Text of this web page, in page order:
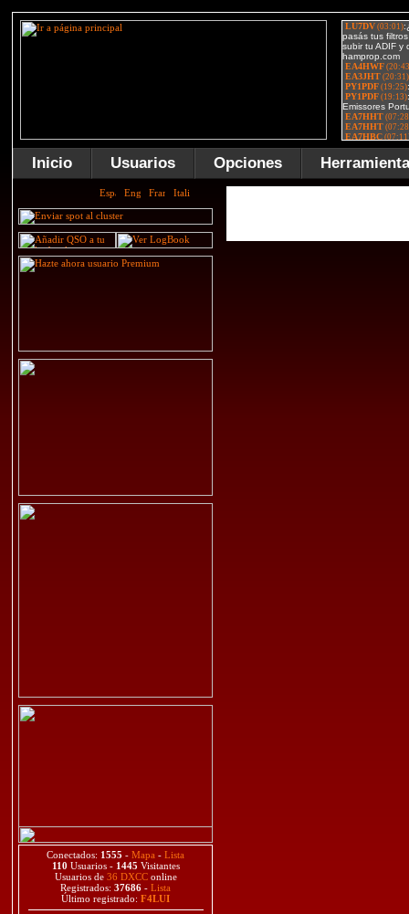
Inicio Usuarios Opciones
Conectados: 1555 - Mapa - Lista
110 Usuarios - 1445 Visitantes
Usuarios de 36 DXCConline
Registrados: 37686 - Lista
Último registrado: F4LUI